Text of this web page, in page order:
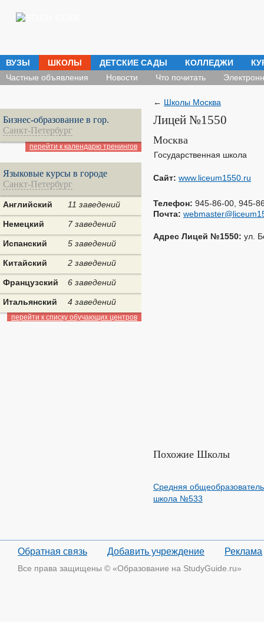
ВУЗЫ ШКОЛЫ ДЕТСКИЕ САДЫ КОЛЛЕДЖИ
Частные объявления
Новости Что почитать
← Школы Москва
Лицей №1550
Москва
Государственная школа
Сайт: www.liceum1550.ru
Телефон: 945-86-00, 945-
Почта:
Адрес Лицей №1550: ул.
Похожие Школы
Средняя
школа №533
Бизнес-образование в гор.
Санкт-Петербург
перейти к календарю тренингов
Языковые курсы в городе
Санкт-Петербург
Английский 11 заведений
Немецкий 7 заведений
Испанский 5 заведений
Китайский 2 заведений
Французский 6 заведений
Итальянский 4 заведений
перейти к списку обучающих центров
Обратная связь Добавить учреждение Реклама
Все права защищены © «Образование на StudyGuide.ru»